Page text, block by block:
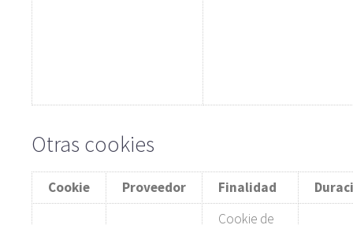
Otras cookies
Cookie Proveedor Finalidad
Cookie de